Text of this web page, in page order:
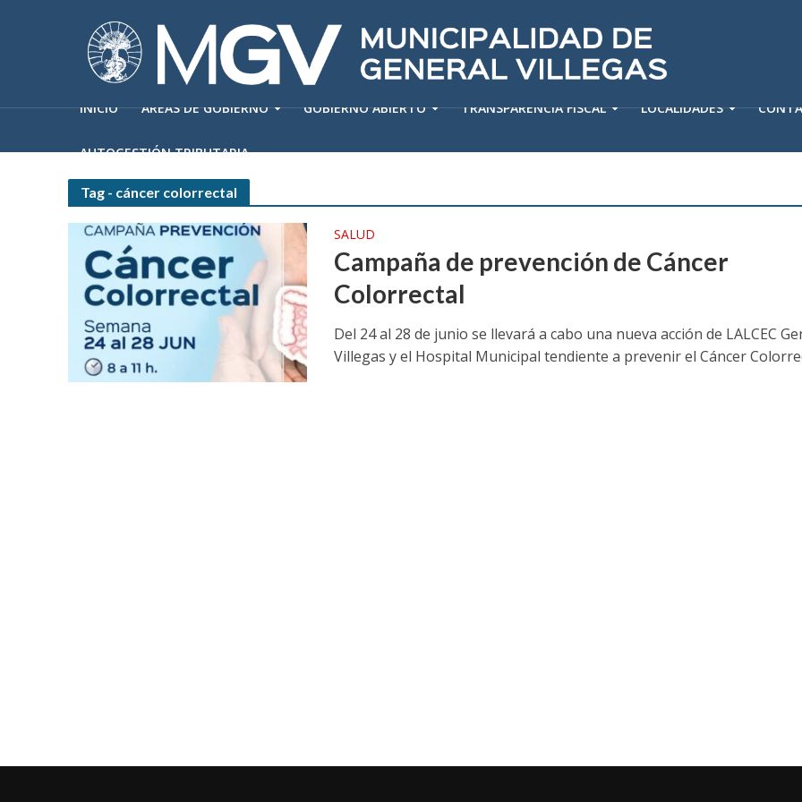
INICIO ÁREAS DE GOBIERNO GOBIERNO ABIERTO TRANSPARENCIA FISCAL LOCALIDADES
AUTOGESTIÓN TRIBUTARIA
Tag - cáncer colorrectal
SALUD
Campaña de prevención de Cáncer
Colorrectal
Del 24 al 28 de junio se llevará a cabo una nueva acción de LALCEC
Villegas y el Hospital Municipal tendiente a prevenir el Cáncer